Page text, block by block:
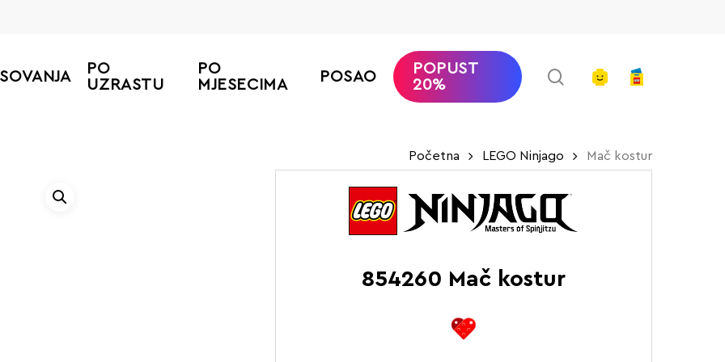
PO
UZRASTU
PO
MJESECIMA
POSAO
POPUST
20%
searchaccount
Početna LEGO Ninjago Mač kostur
854260 Mač kostur